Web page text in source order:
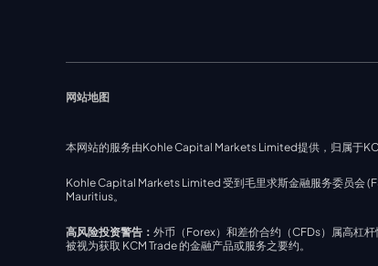
网站地图
本网站的服务由Kohle Capital Markets Limited提供，归属于
Kohle Capital Markets Limited 受到毛里求斯金融服务委员会
Mauritius。
高风险投资警告： 外币（Forex）和差价合约（CFDs）属高杠
被视为获取 KCM Trade 的金融产品或服务之要约。